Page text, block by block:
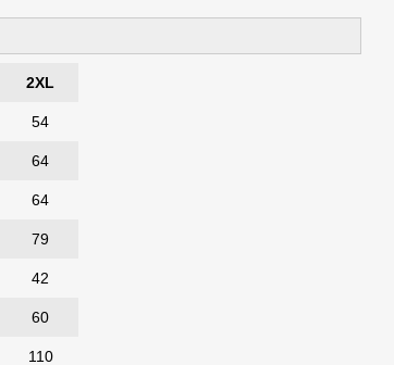
2XL
54
64
64
79
42
60
110